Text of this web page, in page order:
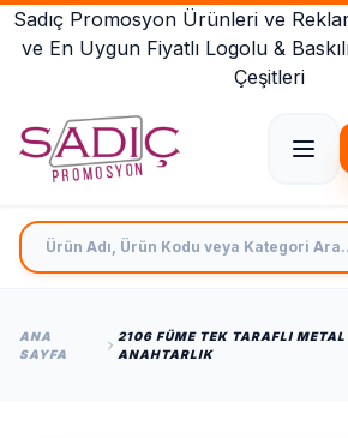
Sadıç Promosyon Ürünleri ve
ve En Uygun Fiyatlı Logolu &
Çeşitleri
Ürün Adı, Ürün Kodu veya Kategori
ANA
SAYFA
2106 FÜME TEK TARAFLI METAL
ANAHTARLIK